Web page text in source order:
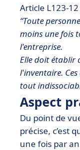
Article L123-
“Toute
moins une fois
l'entreprise.
Elle doit établir
l'inventaire.
tout
Aspect
Du point de
précise, c’est
une fois par